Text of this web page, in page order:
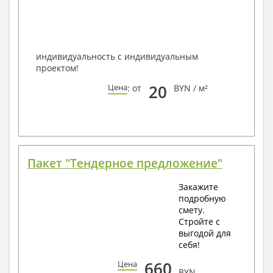
индивидуальность с индивидуальным
проектом!
Цена: от 20 BYN / м²
Пакет "Тендерное предложение"
Закажите
подробную
смету.
Стройте с
выгодой для
себя!
Цена